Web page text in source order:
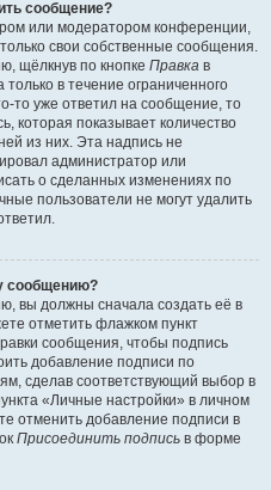
сообщение?
или модератором конференции,
свои собственные сообщения.
щёлкнув по кнопке Правка в
в течение ограниченного
то уже ответил на сообщение, то
которая показывает количество
из них. Эта надпись не
администратор или
о сделанных изменениях по
пользователи не могут удалить
сообщению?
вы должны сначала создать её в
отметить флажком пункт
сообщения, чтобы подпись
добавление подписи по
сделав соответствующий выбор в
«Личные настройки» в личном
отменить добавление подписи в
Присоединить подпись в форме